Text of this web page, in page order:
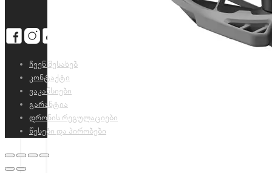
ჩვენ შესახებ
კონტაქტი
ვაკანსიები
გარანტია
დრონის რეგულაციები
წესები და პირობები